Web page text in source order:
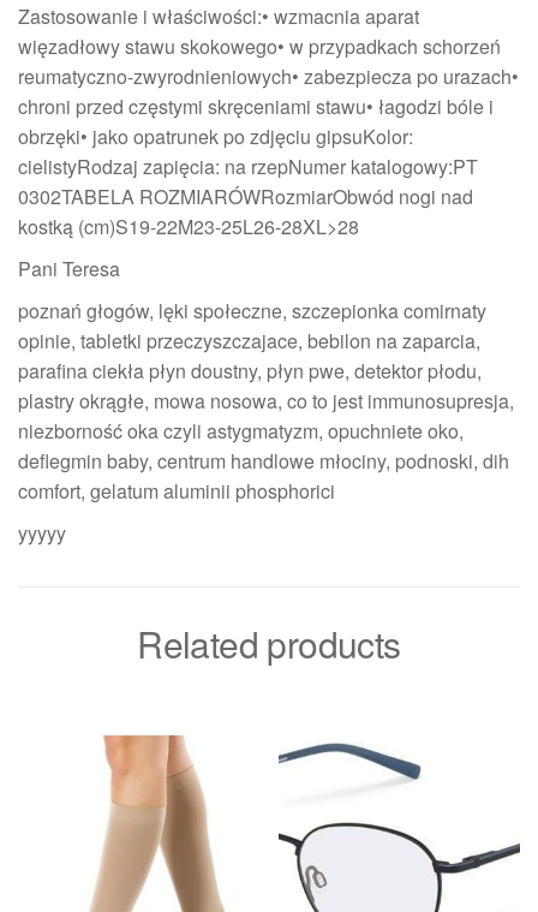
Zastosowanie i właściwości:• wzmacnia aparat
więzadłowy stawu skokowego• w przypadkach schorzeń
reumatyczno-zwyrodnieniowych• zabezpiecza po urazach•
chroni przed częstymi skręceniami stawu• łagodzi bóle i
obrzęki• jako opatrunek po zdjęciu gipsuKolor:
cielistyRodzaj zapięcia: na rzepNumer katalogowy:PT
0302TABELA ROZMIARÓWRozmiarObwód nogi nad
kostką (cm)S19-22M23-25L26-28XL>28
Pani Teresa
poznań głogów, lęki społeczne, szczepionka comirnaty
opinie, tabletki przeczyszczajace, bebilon na zaparcia,
parafina ciekła płyn doustny, płyn pwe, detektor płodu,
plastry okrągłe, mowa nosowa, co to jest immunosupresja,
niezborność oka czyli astygmatyzm, opuchniete oko,
deflegmin baby, centrum handlowe młociny, podnoski, dih
comfort, gelatum aluminii phosphorici
yyyyy
Related products